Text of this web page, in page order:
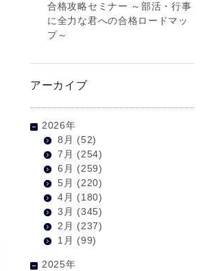
合格攻略セミナー ～部活・行事
に全力な君への合格ロードマッ
プ～
アーカイブ
2026年
8月 (52)
7月 (254)
6月 (259)
5月 (220)
4月 (180)
3月 (345)
2月 (237)
1月 (99)
2025年